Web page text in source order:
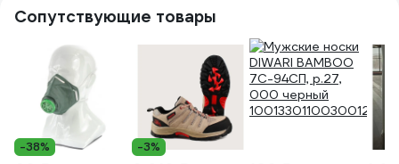
JPC-60-S
р.S/46-48 JPC175-
Сопутствующие товары
-38% -3%